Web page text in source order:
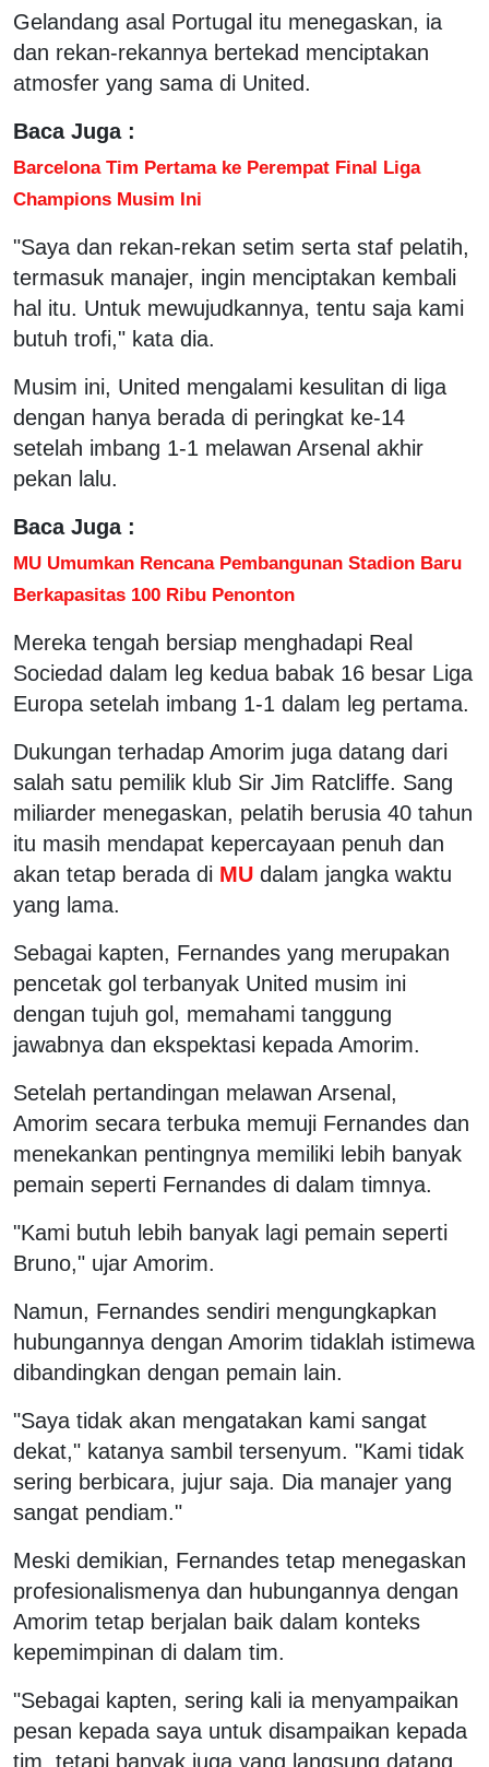
Gelandang asal Portugal itu menegaskan, ia
dan rekan-rekannya bertekad menciptakan
atmosfer yang sama di United.
Baca Juga :
Barcelona Tim Pertama ke Perempat Final Liga
Champions Musim Ini
"Saya dan rekan-rekan setim serta staf pelatih,
termasuk manajer, ingin menciptakan kembali
hal itu. Untuk mewujudkannya, tentu saja kami
butuh trofi," kata dia.
Musim ini, United mengalami kesulitan di liga
dengan hanya berada di peringkat ke-14
setelah imbang 1-1 melawan Arsenal akhir
pekan lalu.
Baca Juga :
MU Umumkan Rencana Pembangunan Stadion Baru
Berkapasitas 100 Ribu Penonton
Mereka tengah bersiap menghadapi Real
Sociedad dalam leg kedua babak 16 besar Liga
Europa setelah imbang 1-1 dalam leg pertama.
Dukungan terhadap Amorim juga datang dari
salah satu pemilik klub Sir Jim Ratcliffe. Sang
miliarder menegaskan, pelatih berusia 40 tahun
itu masih mendapat kepercayaan penuh dan
akan tetap berada di MU dalam jangka waktu
yang lama.
Sebagai kapten, Fernandes yang merupakan
pencetak gol terbanyak United musim ini
dengan tujuh gol, memahami tanggung
jawabnya dan ekspektasi kepada Amorim.
Setelah pertandingan melawan Arsenal,
Amorim secara terbuka memuji Fernandes dan
menekankan pentingnya memiliki lebih banyak
pemain seperti Fernandes di dalam timnya.
"Kami butuh lebih banyak lagi pemain seperti
Bruno," ujar Amorim.
Namun, Fernandes sendiri mengungkapkan
hubungannya dengan Amorim tidaklah istimewa
dibandingkan dengan pemain lain.
"Saya tidak akan mengatakan kami sangat
dekat," katanya sambil tersenyum. "Kami tidak
sering berbicara, jujur saja. Dia manajer yang
sangat pendiam."
Meski demikian, Fernandes tetap menegaskan
profesionalismenya dan hubungannya dengan
Amorim tetap berjalan baik dalam konteks
kepemimpinan di dalam tim.
"Sebagai kapten, sering kali ia menyampaikan
pesan kepada saya untuk disampaikan kepada
tim, tetapi banyak juga yang langsung datang